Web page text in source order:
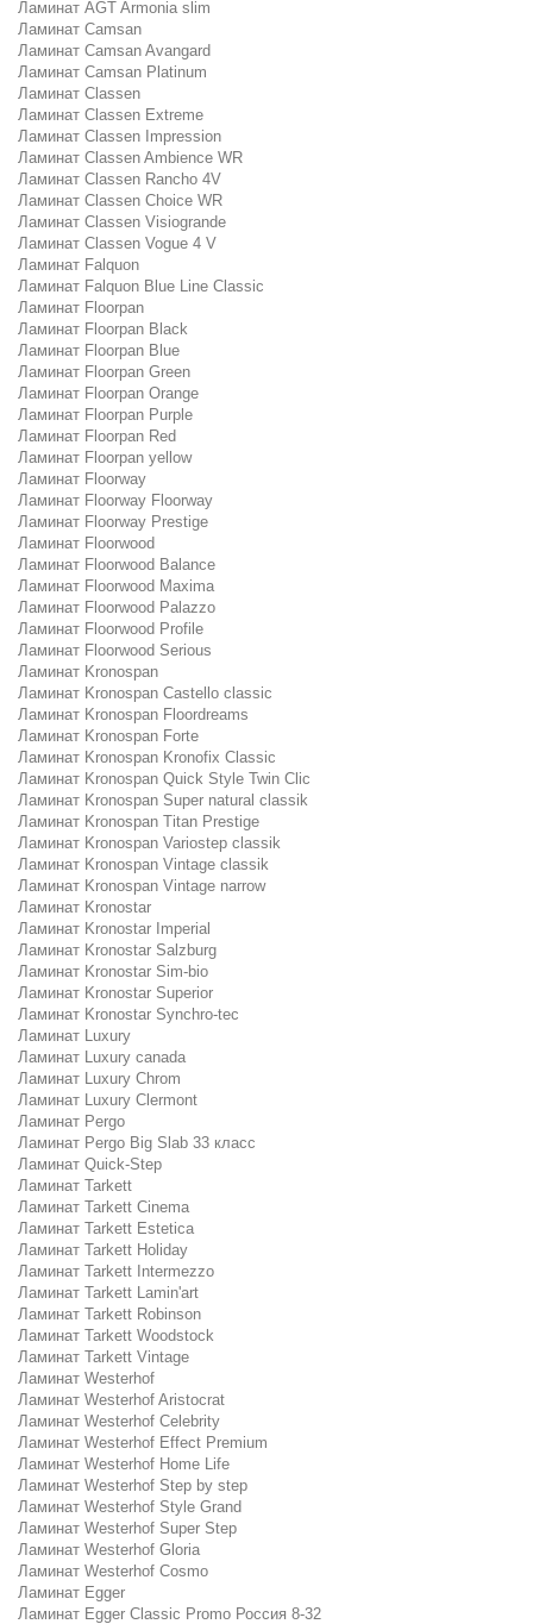
Ламинат AGT Armonia slim
Ламинат Camsan
Ламинат Camsan Avangard
Ламинат Camsan Platinum
Ламинат Classen
Ламинат Classen Extreme
Ламинат Classen Impression
Ламинат Classen Ambience WR
Ламинат Classen Rancho 4V
Ламинат Classen Choice WR
Ламинат Classen Visiogrande
Ламинат Classen Vogue 4 V
Ламинат Falquon
Ламинат Falquon Blue Line Classic
Ламинат Floorpan
Ламинат Floorpan Black
Ламинат Floorpan Blue
Ламинат Floorpan Green
Ламинат Floorpan Orange
Ламинат Floorpan Purple
Ламинат Floorpan Red
Ламинат Floorpan yellow
Ламинат Floorway
Ламинат Floorway Floorway
Ламинат Floorway Prestige
Ламинат Floorwood
Ламинат Floorwood Balance
Ламинат Floorwood Maxima
Ламинат Floorwood Palazzo
Ламинат Floorwood Profile
Ламинат Floorwood Serious
Ламинат Kronospan
Ламинат Kronospan Castello classic
Ламинат Kronospan Floordreams
Ламинат Kronospan Forte
Ламинат Kronospan Kronofix Classic
Ламинат Kronospan Quick Style Twin Clic
Ламинат Kronospan Super natural classik
Ламинат Kronospan Titan Prestige
Ламинат Kronospan Variostep classik
Ламинат Kronospan Vintage classik
Ламинат Kronospan Vintage narrow
Ламинат Kronostar
Ламинат Kronostar Imperial
Ламинат Kronostar Salzburg
Ламинат Kronostar Sim-bio
Ламинат Kronostar Superior
Ламинат Kronostar Synchro-tec
Ламинат Luxury
Ламинат Luxury canada
Ламинат Luxury Chrom
Ламинат Luxury Clermont
Ламинат Pergo
Ламинат Pergo Big Slab 33 класс
Ламинат Quick-Step
Ламинат Tarkett
Ламинат Tarkett Cinema
Ламинат Tarkett Estetica
Ламинат Tarkett Holiday
Ламинат Tarkett Intermezzo
Ламинат Tarkett Lamin'art
Ламинат Tarkett Robinson
Ламинат Tarkett Woodstock
Ламинат Tarkett Vintage
Ламинат Westerhof
Ламинат Westerhof Aristocrat
Ламинат Westerhof Celebrity
Ламинат Westerhof Effect Premium
Ламинат Westerhof Home Life
Ламинат Westerhof Step by step
Ламинат Westerhof Style Grand
Ламинат Westerhof Super Step
Ламинат Westerhof Gloria
Ламинат Westerhof Cosmo
Ламинат Egger
Ламинат Egger Classic Promo Россия 8-32